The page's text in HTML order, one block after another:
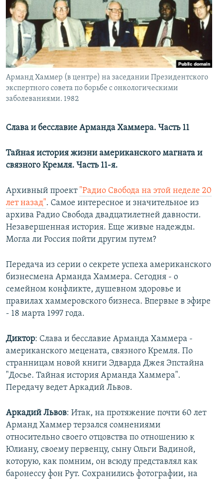
РАСПИСАНИЕ ВЕЩАНИЯ
ПОДПИШИТЕСЬ НА РАССЫЛКУ
СОЦИАЛЬНЫЕ СЕТИ
Арманд Хаммер (в центре) на заседании Президентского
экспертного совета по борьбе с онкологическими
заболеваниями. 1982
Слава и бесславие Арманда Хаммера. Часть 11
Тайная история жизни американского магната и
связного Кремля. Часть 11-я.
Архивный проект "Радио Свобода на этой неделе 20
лет назад". Самое интересное и значительное из
архива Радио Свобода двадцатилетней давности.
Незавершенная история. Еще живые надежды.
Могла ли Россия пойти другим путем?
Передача из серии о секрете успеха американского
бизнесмена Арманда Хаммера. Сегодня - о
семейном конфликте, душевном здоровье и
правилах хаммеровского бизнеса. Впервые в эфире
- 18 марта 1997 года.
Диктор: Слава и бесславие Арманда Хаммера -
американского мецената, связного Кремля. По
странницам новой книги Эдварда Джея Эпстайна
"Досье. Тайная история Арманда Хаммера".
Передачу ведет Аркадий Львов.
Аркадий Львов: Итак, на протяжение почти 60 лет
Арманд Хаммер терзался сомнениями
относительно своего отцовства по отношению к
Юлиану, своему первенцу, сыну Ольги Вадиной,
которую, как помним, он всюду представлял как
баронессу фон Рут. Сохранились фотографии, на